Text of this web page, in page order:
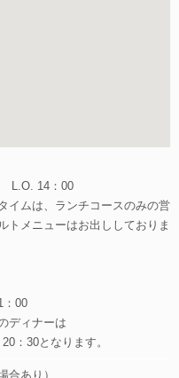
L.O. 14：00
イムは、ランチコースのみの営
トメニューはお出ししておりま
00
ディナーは
：30となります。
合あり）